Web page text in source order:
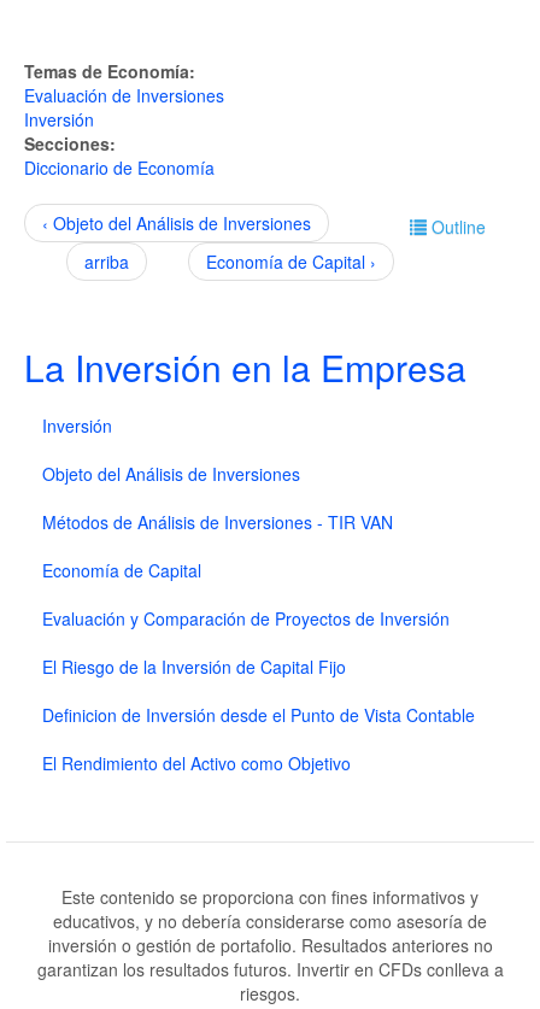
Temas de Economía:
Evaluación de Inversiones
Inversión
Secciones:
Diccionario de Economía
Outline
‹ Objeto del Análisis de Inversiones
arriba
Economía de Capital ›
La Inversión en la Empresa
Inversión
Objeto del Análisis de Inversiones
Métodos de Análisis de Inversiones - TIR VAN
Economía de Capital
Evaluación y Comparación de Proyectos de Inversión
El Riesgo de la Inversión de Capital Fijo
Definicion de Inversión desde el Punto de Vista Contable
El Rendimiento del Activo como Objetivo
Este contenido se proporciona con fines informativos y
educativos, y no debería considerarse como asesoría de
inversión o gestión de portafolio. Resultados anteriores no
garantizan los resultados futuros. Invertir en CFDs conlleva a
riesgos.